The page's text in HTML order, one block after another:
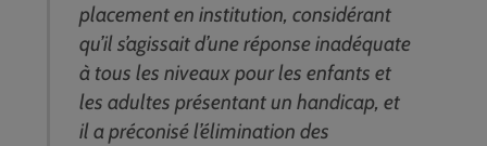
placement en institution, considérant
qu’il s’agissait d’une réponse inadéquate
à tous les niveaux pour les enfants et
les adultes présentant un handicap, et
il a préconisé l’élimination des